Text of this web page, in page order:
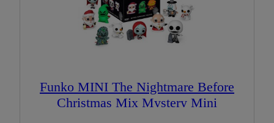
Funko MINI The Nightmare Before
Christmas Mix Mystery Mini